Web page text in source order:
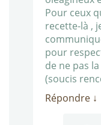
Pour ceux
recette-là ,
pour
de ne pas
(soucis
Répondre ↓